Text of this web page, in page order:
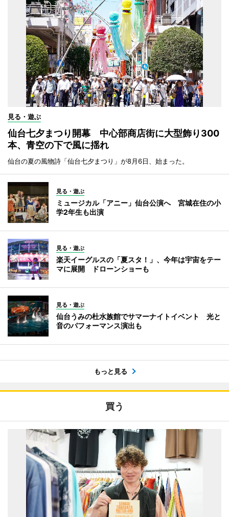
見る・遊ぶ
仙台七夕まつり開幕 中心部商店街に大型飾り300
本、青空の下で風に揺れ
仙台の夏の風物詩「仙台七夕まつり」が8月6日、始まった。
見る・遊ぶ
ミュージカル「アニー」仙台公演へ 宮城在住の小
学2年生も出演
見る・遊ぶ
楽天イーグルスの「夏スタ！」、今年は宇宙をテー
マに展開 ドローンショーも
見る・遊ぶ
仙台うみの杜水族館でサマーナイトイベント 光と
音のパフォーマンス演出も
もっと見る
買う